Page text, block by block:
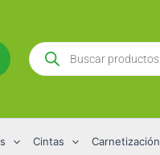
Búsqueda
de
productos
Cintas Carnetización